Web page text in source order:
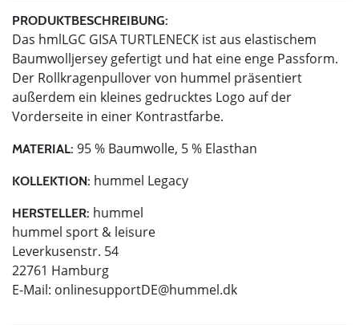
PRODUKTBESCHREIBUNG:
Das hmlLGC GISA TURTLENECK ist aus elastischem
Baumwolljersey gefertigt und hat eine enge Passform.
Der Rollkragenpullover von hummel präsentiert
außerdem ein kleines gedrucktes Logo auf der
Vorderseite in einer Kontrastfarbe.
MATERIAL: 95 % Baumwolle, 5 % Elasthan
KOLLEKTION: hummel Legacy
HERSTELLER: hummel
hummel sport & leisure
Leverkusenstr. 54
22761 Hamburg
E-Mail: onlinesupportDE@hummel.dk